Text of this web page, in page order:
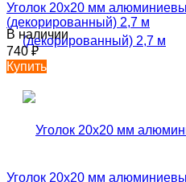
Уголок 20х20 мм
(декорированный) 2,7 м
В наличии
740 ₽
Купить
Уголок 20х20 мм